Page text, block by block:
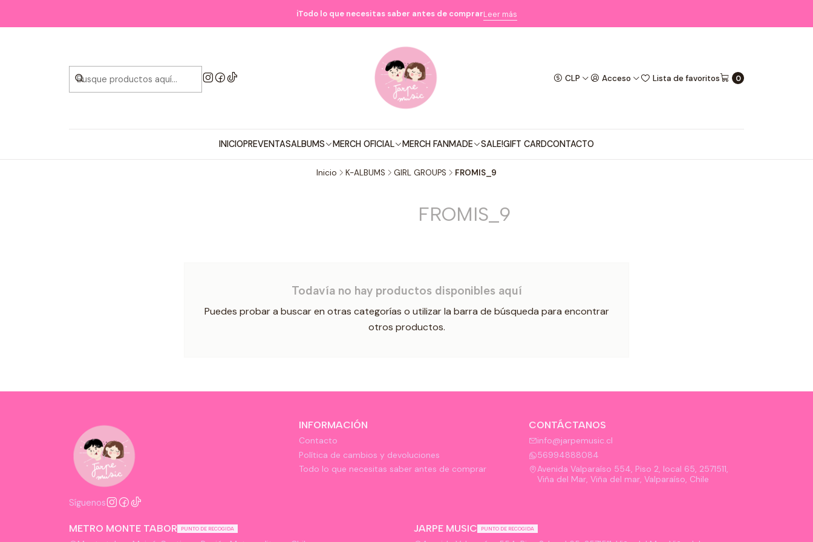
CLP Acceso Lista de favoritos 0
INICIOPREVENTASALBUMS MERCH OFICIAL MERCH FANMADE SALE!GIFT CARDCONTACTO
ℹ️Todo lo que necesitas saber antes de comprarLeer más
Inicio K-ALBUMS GIRL GROUPS FROMIS_9
FROMIS_9
Todavía no hay productos disponibles aquí
Puedes probar a buscar en otras categorías o utilizar la barra de búsqueda para encontrar
otros productos.
Síguenos
INFORMACIÓN
Contacto
Política de cambios y devoluciones
Todo lo que necesitas saber antes de comprar
CONTÁCTANOS
info@jarpemusic.cl
56994888084
Avenida Valparaíso 554, Piso 2, local 65, 2571511,
Viña del Mar, Viña del mar, Valparaíso, Chile
METRO MONTE TABOR PUNTO DE RECOGIDA JARPE MUSIC PUNTO DE RECOGIDA